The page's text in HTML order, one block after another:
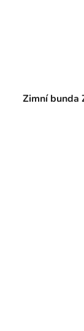
Zimní bunda